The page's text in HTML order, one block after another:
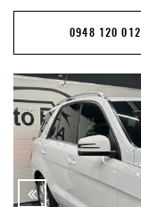
0948 120 012